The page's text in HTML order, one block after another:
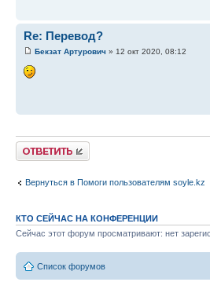
Re: Перевод?
Бекзат Артурович » 12 окт 2020, 08:12
Ответить
Вернуться в Помоги пользователям soyle.kz
КТО СЕЙЧАС НА КОНФЕРЕНЦИИ
Сейчас этот форум просматривают: нет
Список форумов